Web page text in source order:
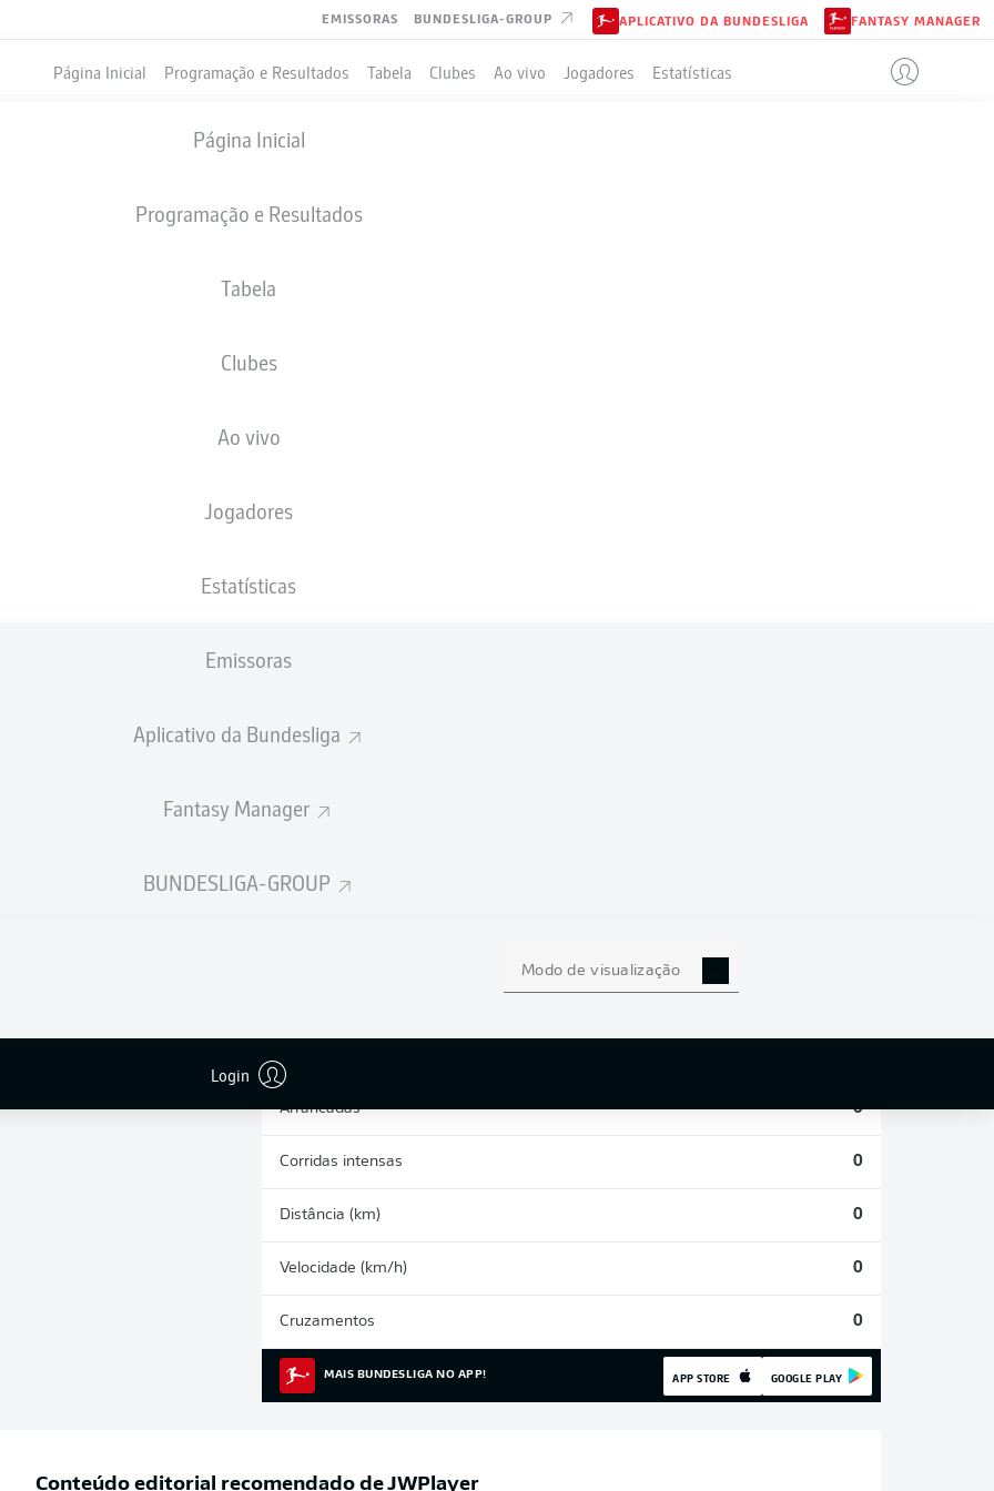
EMISSORAS BUNDESLIGA-GROUP APLICATIVO DA BUNDESLIGA FANTASY MANAGER
Página Inicial Programação e Resultados Tabela Clubes Ao vivo Jogadores Estatísticas
Página Inicial
Programação e Resultados
Tabela
Clubes
Ao vivo
Jogadores
Estatísticas
Emissoras
Aplicativo da Bundesliga
Fantasy Manager
BUNDESLIGA-GROUP
Modo de visualização
Login
11.12.2000
DA TEMPORADA 2026/2027
Arrancadas 0
Corridas intensas 0
Distância (km) 0
Velocidade (km/h) 0
Cruzamentos 0
MAIS BUNDESLIGA NO APP! APP STORE GOOGLE PLAY
Conteúdo editorial recomendado deJWPlayer